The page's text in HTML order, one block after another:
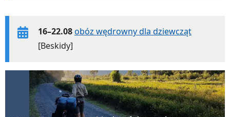
16–22.08obóz wędrowny dla dziewcząt
[Beskidy]